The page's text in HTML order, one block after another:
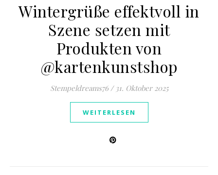
Wintergrüße effektvoll in
Szene setzen mit
Produkten von
⁨@kartenkunstshop⁩
Stempeldreams76 / 31. Oktober 2025
WEITERLESEN